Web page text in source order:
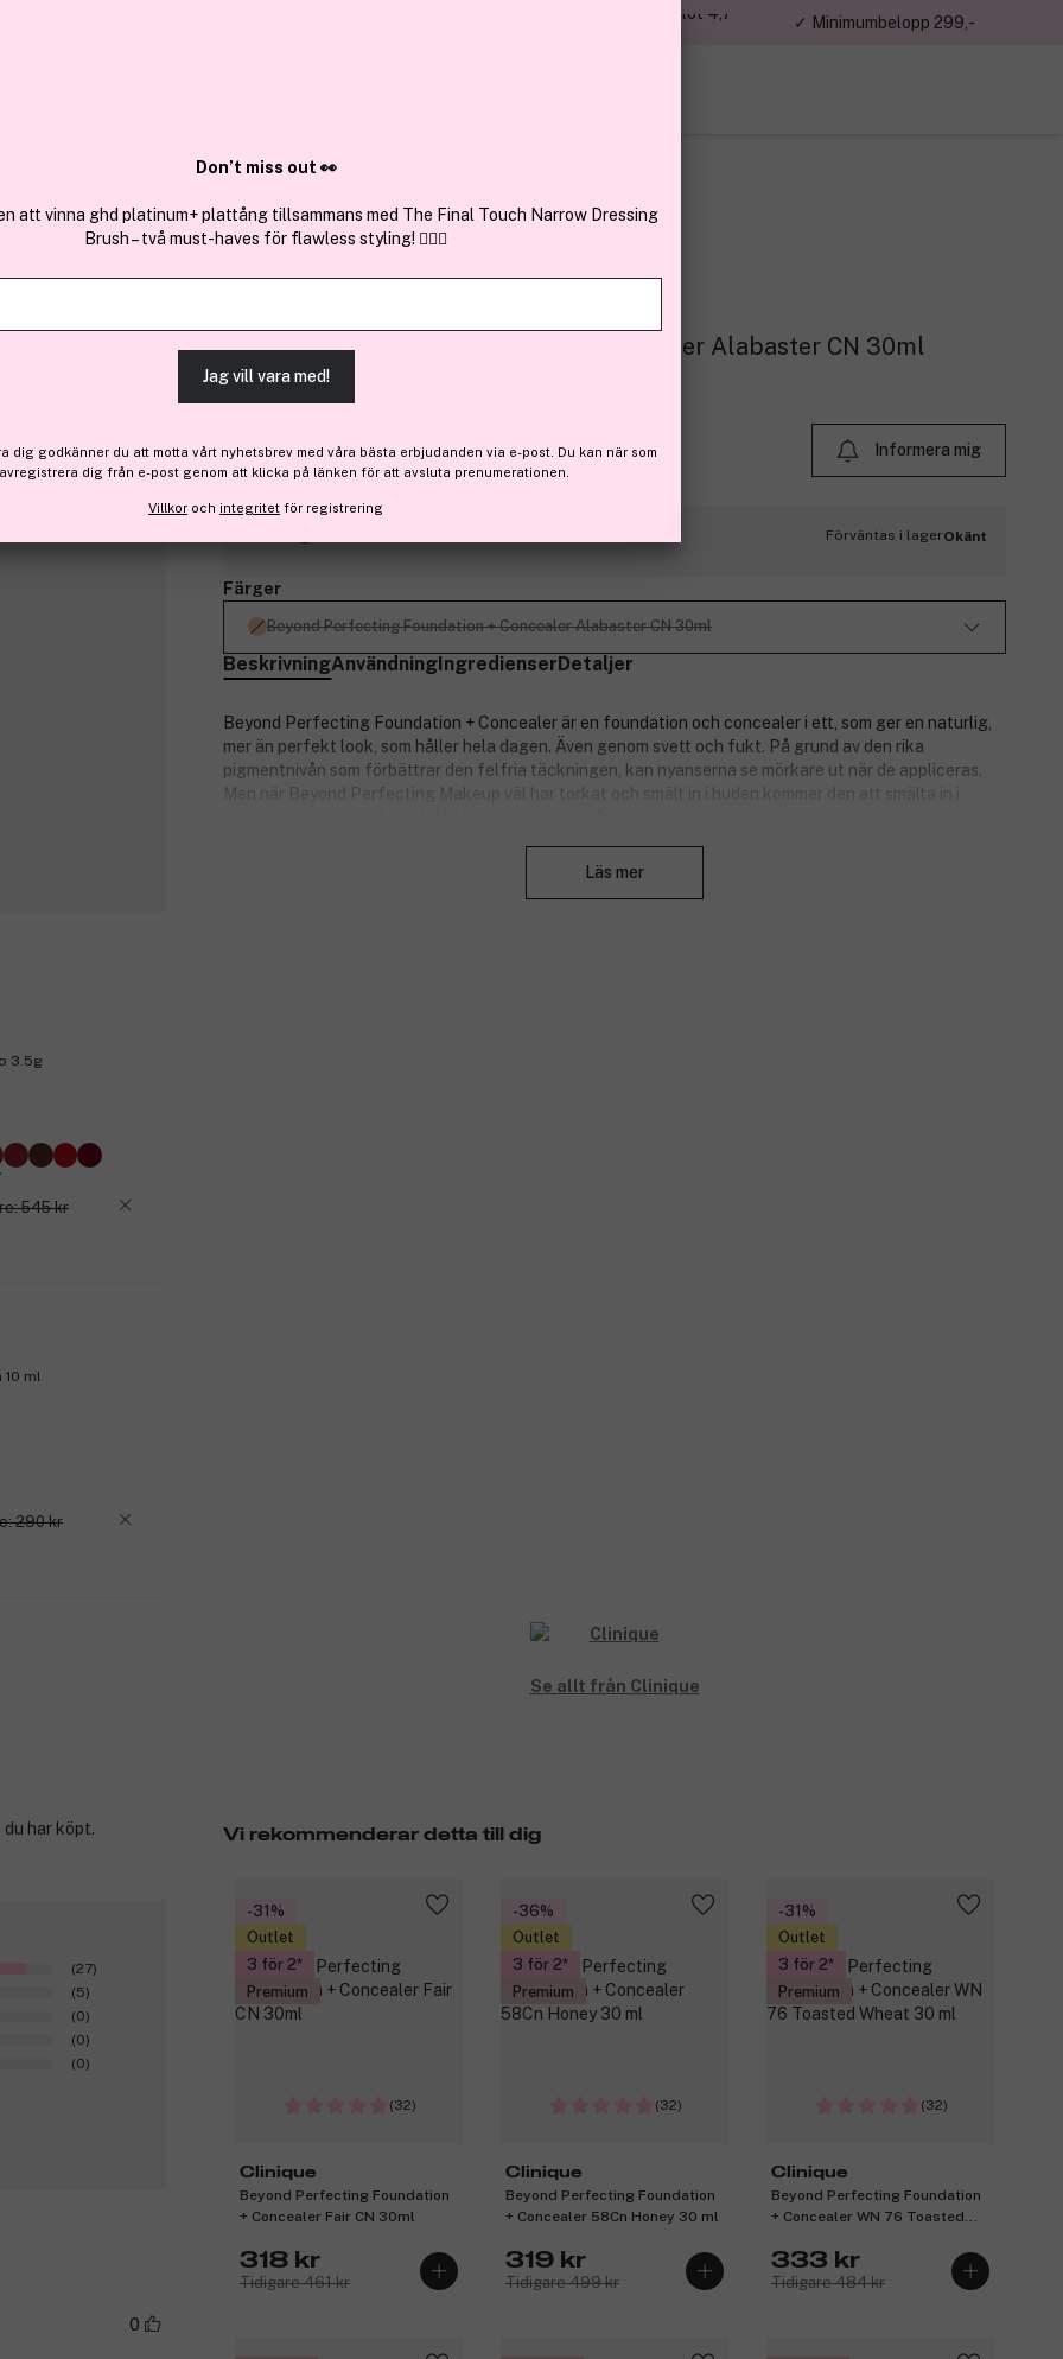
✓ Över 1,5 miljon kunder – Trustpilot 4,7
✓ Minimumbelopp 299,-
Beyond Perfecting Foundation + Concealer Alabaster CN 30ml
Tillfälligt slut
Informera mig
Förväntas i lagerOkänt
Färger
Beyond Perfecting Foundation + Concealer Alabaster CN 30ml
BeskrivningAnvändningIngredienserDetaljer
Beyond Perfecting Foundation + Concealer är en foundation och concealer i ett, som ger en naturlig,
mer än perfekt look, som håller hela dagen. Även genom svett och fukt. På grund av den rika
pigmentnivån som förbättrar den felfria täckningen, kan nyanserna se mörkare ut när de appliceras.
Men när Beyond Perfecting Makeup väl har torkat och smält in i huden kommer den att smälta in i
Läs mer
3.5g
545 kr
ml
290 kr
Se allt från Clinique
Vi rekommenderar detta till dig
-31%
Outlet
3 för 2
Premium
(32)
Clinique
Beyond Perfecting Foundation
+ Concealer Fair CN 30ml
318 kr
Tidigare 461 kr
-36%
Outlet
3 för 2
Premium
(32)
Clinique
Beyond Perfecting Foundation
+ Concealer 58Cn Honey 30 ml
319 kr
Tidigare 499 kr
-31%
Outlet
3 för 2
Premium
(32)
Clinique
Beyond Perfecting Foundation
+ Concealer WN 76 Toasted
333 kr
Tidigare 484 kr
har köpt.
(27)
(5)
(0)
(0)
(0)
0
Don’t miss out 👀
att vinna ghd platinum+ plattång tillsammans med The Final Touch Narrow Dressing
Brush – två must-haves för flawless styling! 💇‍♀️✨
Jag vill vara med!
dig godkänner du att motta vårt nyhetsbrev med våra bästa erbjudanden via e-post. Du kan när som
dig från e-post genom att klicka på länken för att avsluta prenumerationen.
Villkor och integritet för registrering